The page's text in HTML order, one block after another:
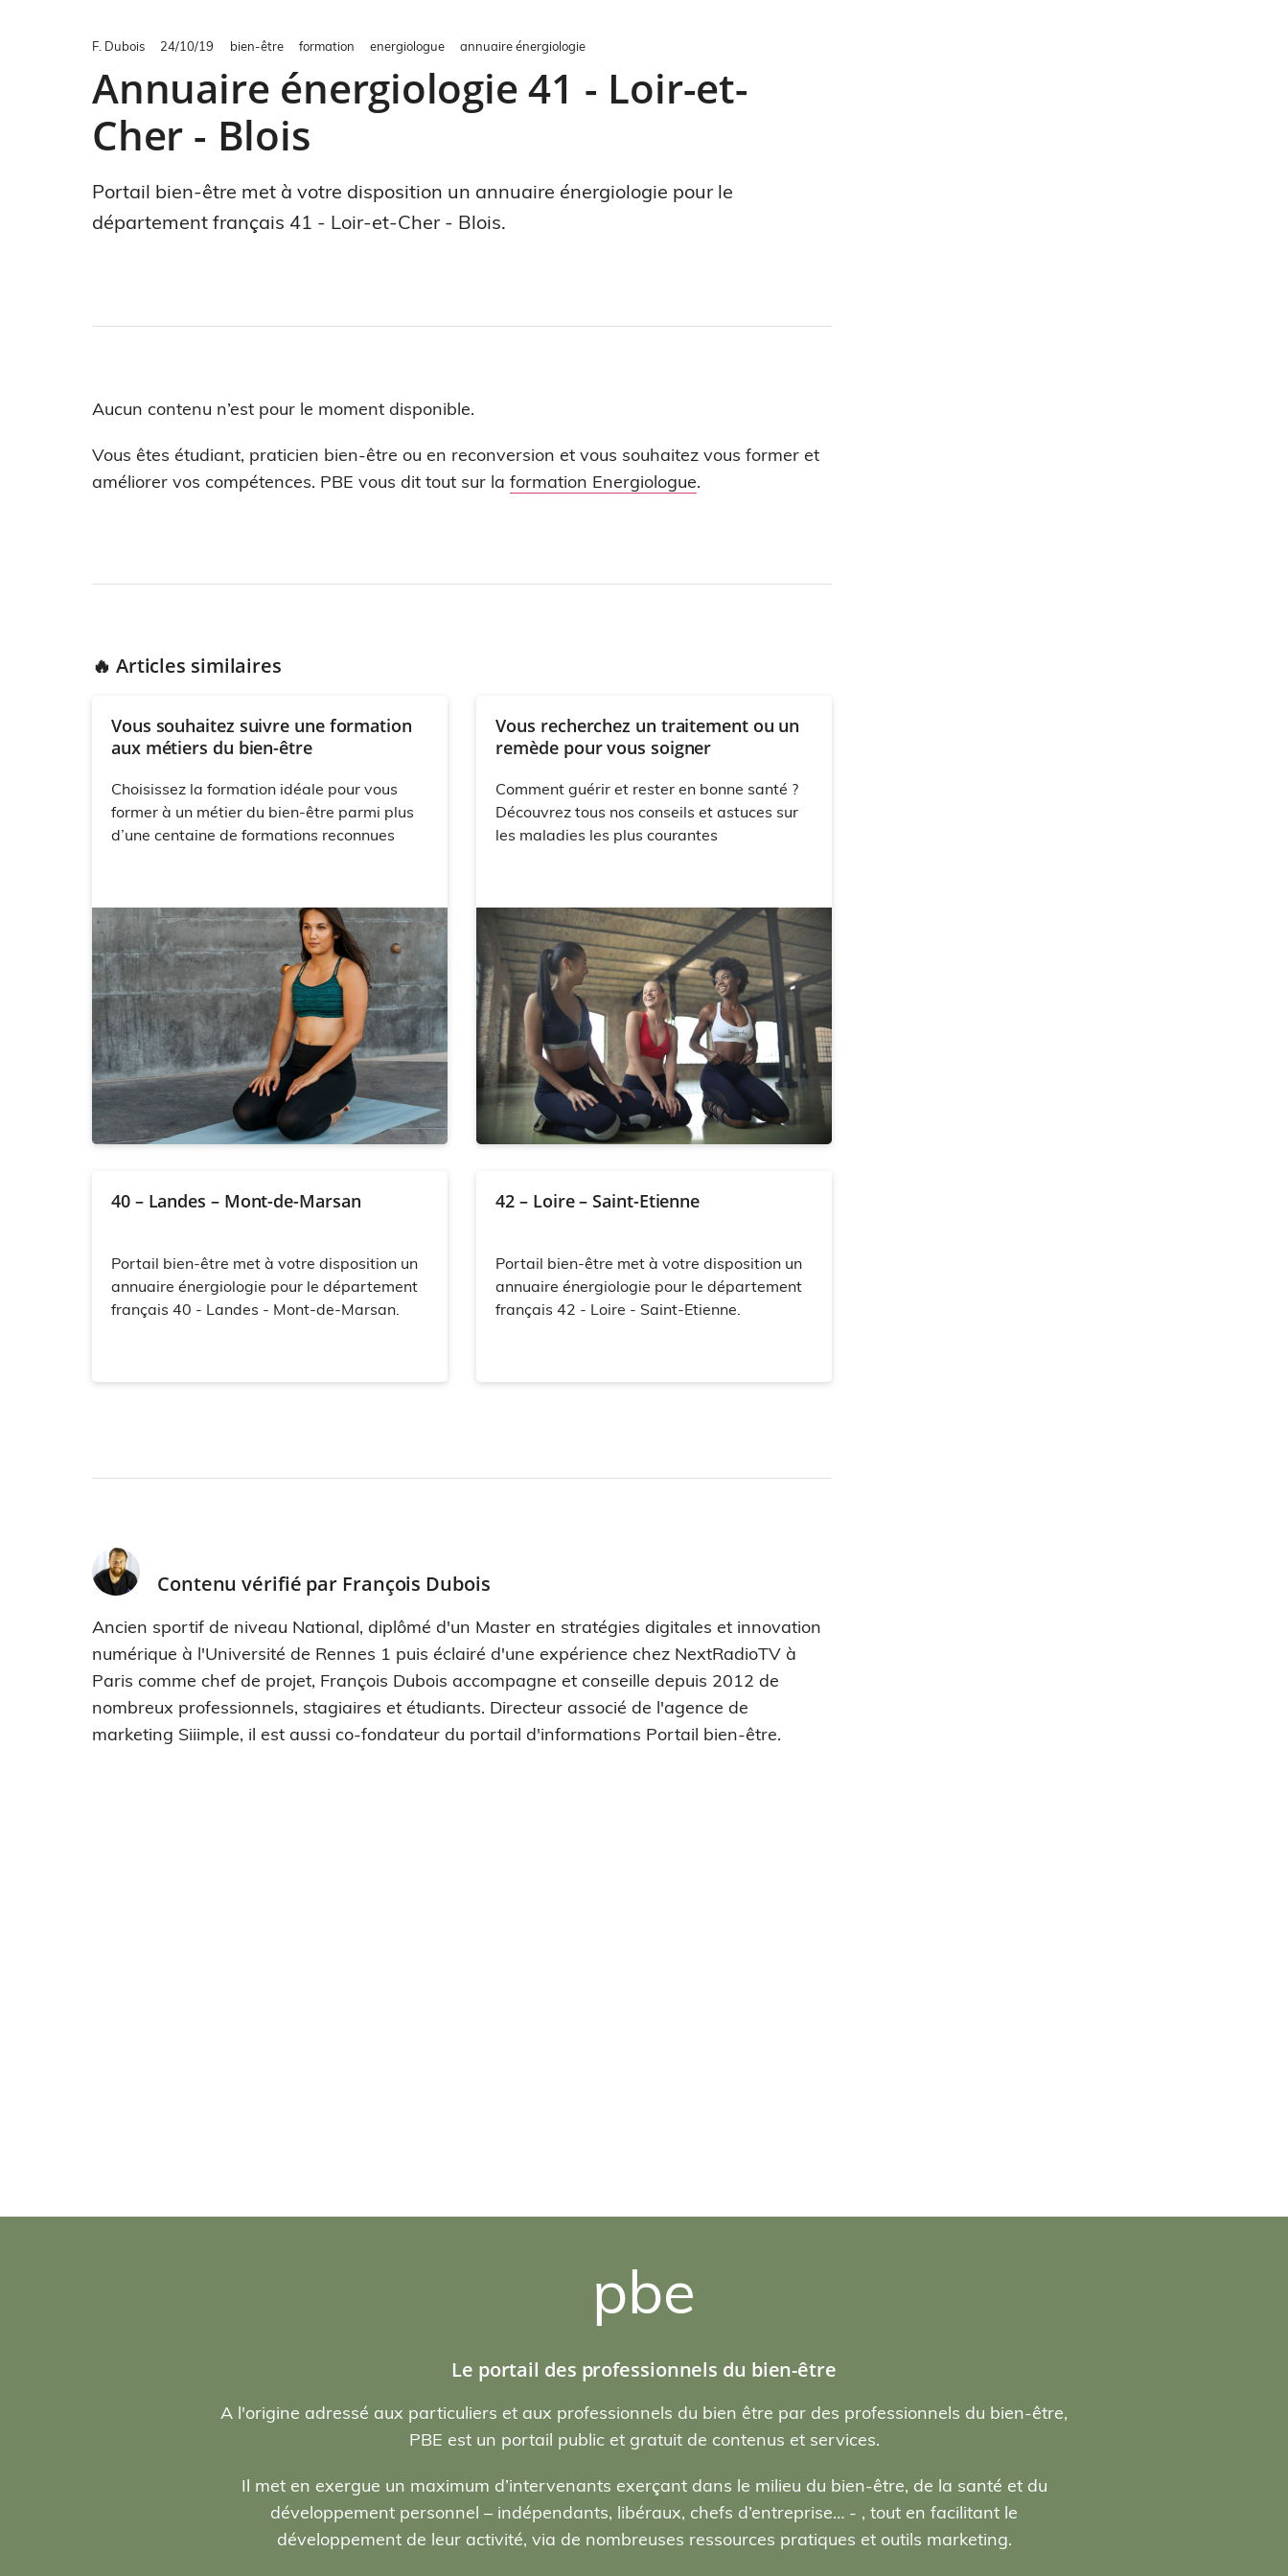
F. Dubois 24/10/19 bien-être formation energiologue annuaire énergiologie
Annuaire énergiologie 41 - Loir-et-
Cher - Blois
Portail bien-être met à votre disposition un annuaire énergiologie pour le
département français 41 - Loir-et-Cher - Blois.
Aucun contenu n’est pour le moment disponible.
Vous êtes étudiant, praticien bien-être ou en reconversion et vous souhaitez vous former et
améliorer vos compétences. PBE vous dit tout sur la formation Energiologue.
🔥 Articles similaires
Vous souhaitez suivre une formation
aux métiers du bien-être
Choisissez la formation idéale pour vous
former à un métier du bien-être parmi plus
d’une centaine de formations reconnues
Vous recherchez un traitement ou un
remède pour vous soigner
Comment guérir et rester en bonne santé ?
Découvrez tous nos conseils et astuces sur
les maladies les plus courantes
40 – Landes – Mont-de-Marsan
Portail bien-être met à votre disposition un
annuaire énergiologie pour le département
français 40 - Landes - Mont-de-Marsan.
42 – Loire – Saint-Etienne
Portail bien-être met à votre disposition un
annuaire énergiologie pour le département
français 42 - Loire - Saint-Etienne.
Contenu vérifié par François Dubois
Ancien sportif de niveau National, diplômé d'un Master en stratégies digitales et innovation
numérique à l'Université de Rennes 1 puis éclairé d'une expérience chez NextRadioTV à
Paris comme chef de projet, François Dubois accompagne et conseille depuis 2012 de
nombreux professionnels, stagiaires et étudiants. Directeur associé de l'agence de
marketing Siiimple, il est aussi co-fondateur du portail d'informations Portail bien-être.
pbe
Le portail des professionnels du bien-être
A l'origine adressé aux particuliers et aux professionnels du bien être par des professionnels du bien-être,
PBE est un portail public et gratuit de contenus et services.
Il met en exergue un maximum d’intervenants exerçant dans le milieu du bien-être, de la santé et du
développement personnel – indépendants, libéraux, chefs d’entreprise… - , tout en facilitant le
développement de leur activité, via de nombreuses ressources pratiques et outils marketing.